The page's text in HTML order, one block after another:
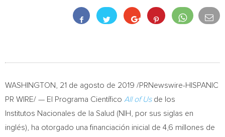
WASHINGTON
, 21 de agosto de 2019 /PRNewswire-HISPANIC
PR WIRE/ — El Programa Científico All of Us de los
Institutos Nacionales de la Salud (NIH, por sus siglas en
inglés), ha otorgado una financiación inicial de 4,6 millones de